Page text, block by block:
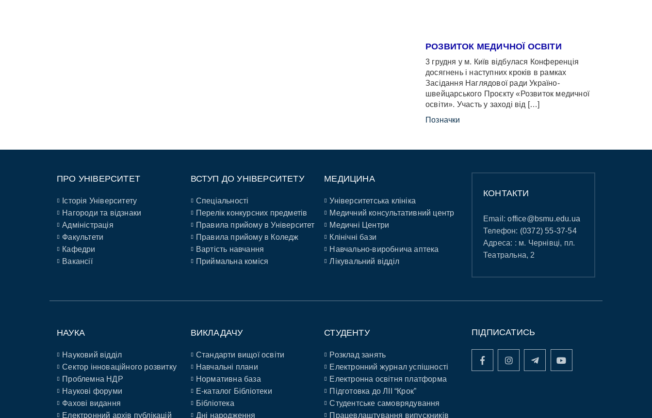
РОЗВИТОК МЕДИЧНОЇ ОСВІТИ
3 грудня у м. Київ відбулася Конференція
досягнень і наступних кроків в рамках
Засідання Наглядової ради Україно-
швейцарського Проєкту «Розвиток медичної
освіти». Участь у заході від […]
Позначки
ПРО УНІВЕРСИТЕТ
Історія Університету
Нагороди та відзнаки
Адміністрація
Факультети
Кафедри
Вакансії
ВСТУП ДО УНІВЕРСИТЕТУ
Спеціальності
Перелік конкурсних предметів
Правила прийому в Університет
Правила прийому в Коледж
Вартість навчання
Приймальна коміся
МЕДИЦИНА
Університетська клініка
Медичний консультативний центр
Медичні Центри
Клінічні бази
Навчально-виробнича аптека
Лікувальний відділ
КОНТАКТИ
Email:office@bsmu.edu.ua
Телефон: (0372) 55-37-54
Адреса: : м. Чернівці, пл.
Театральна, 2
НАУКА
Науковий відділ
Сектор інноваційного розвитку
Проблемна НДР
Наукові форуми
Фахові видання
Електронний архів публікацій
ВИКЛАДАЧУ
Стандарти вищої освіти
Навчальні плани
Нормативна база
E-каталог Бібліотеки
Бібліотека
Дні народження
СТУДЕНТУ
Розклад занять
Електронний журнал успішності
Електронна освітня платформа
Підготовка до ЛІІ “Крок”
Студентське самоврядування
Працевлаштування випускників
ПІДПИСАТИСЬ